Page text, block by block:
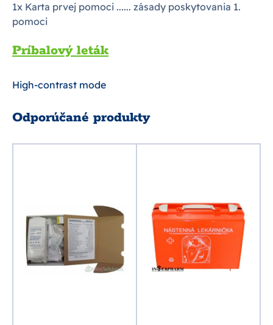
1x Karta prvej pomoci ...... zásady poskytovania 1.
pomoci
Príbalový leták
High-contrast mode
Odporúčané produkty